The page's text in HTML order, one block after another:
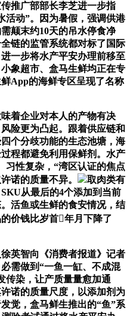
推广部部长李芝进一步指
活动”。因为暑假，强调供港
颠末约10天的吊水停食净
链的监管系统都对标了国际
一步将水产平安办理前移至
象超市、盒马生鲜均正在专
App的海鲜专区呈现了名称
着企业对本人的产物有决
险更为凸起。跟着供应链和
个分歧功能的生态池塘，海
程都避免利用保鲜剂。水产
习性复杂，“湾区认证的焦点
诺的质量不异。
取肉类有
从最后的4个添加到当前
活鱼或生鲜的食安情况，结
价钱比岁首年月下降了
英智向《消费者报道》记者
需做到“一鱼一缸、不成混
传染，让产质量量愈加通
诺的质量尺度，以添加剂为
觉，盒马鲜生推出的“鱼”系